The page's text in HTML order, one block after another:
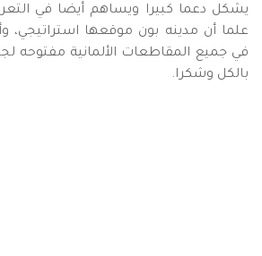
يشكل دعما كبيرا ويساهم أيضا في
علما أن مدينه بون موقعها استراتيجي،
في جميع المقاطعات الألمانية مفتوحه
بالكل وشكرا.